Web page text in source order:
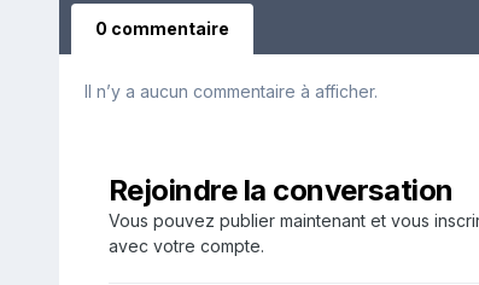
0 commentaire
Il n’y a aucun commentaire à afficher.
Rejoindre la conversation
Vous pouvez publier maintenant et vous
avec votre compte.